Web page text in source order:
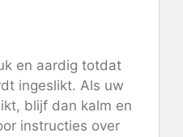
en aardig totdat
ingeslikt. Als uw
blijf dan kalm en
instructies over